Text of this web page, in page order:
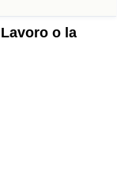
o la